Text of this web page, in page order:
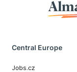
Central Europe
Jobs.cz